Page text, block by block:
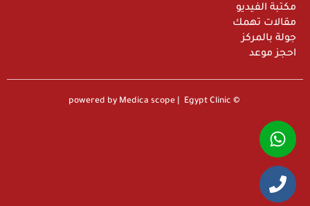
مكتبة الفيديو
مقالات تهمك
جولة بالمركز
احجز موعد
© powered by Medica scope | Egypt Clinic